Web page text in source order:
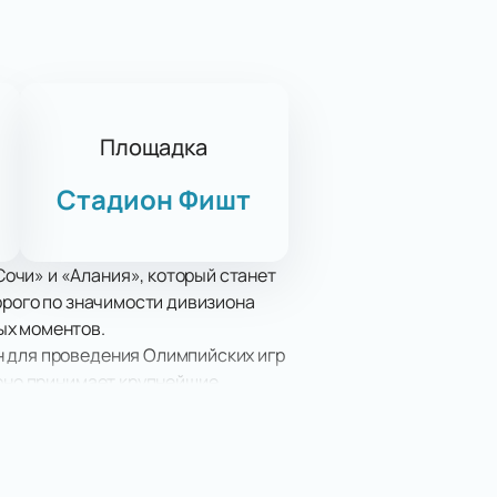
Площадка
Стадион Фишт
и «Алания», который станет
по значимости дивизиона
моментов.
проведения Олимпийских игр
принимает крупнейшие
поле, но и удобствами,